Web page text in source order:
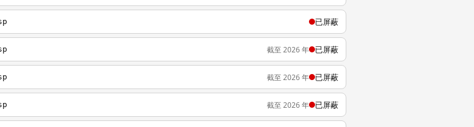
已屏蔽
截至 2026 年 已屏蔽
截至 2026 年 已屏蔽
截至 2026 年 已屏蔽